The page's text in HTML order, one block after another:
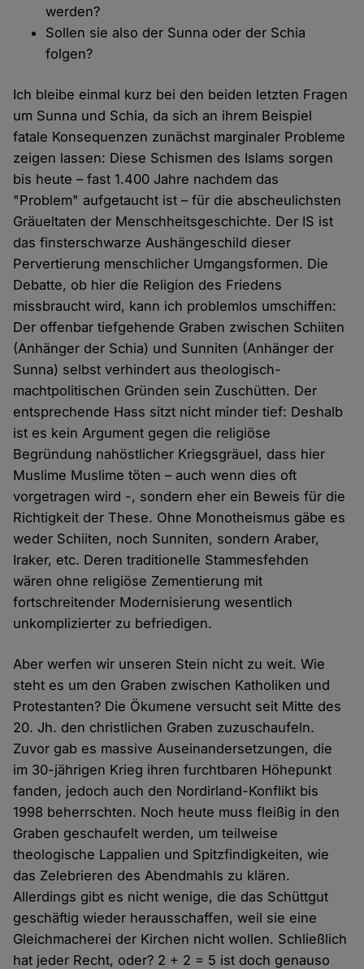
werden?
Sollen sie also der Sunna oder der Schia
folgen?
Ich bleibe einmal kurz bei den beiden letzten Fragen
um Sunna und Schia, da sich an ihrem Beispiel
fatale Konsequenzen zunächst marginaler Probleme
zeigen lassen: Diese Schismen des Islams sorgen
bis heute – fast 1.400 Jahre nachdem das
"Problem" aufgetaucht ist – für die abscheulichsten
Gräueltaten der Menschheitsgeschichte. Der IS ist
das finsterschwarze Aushängeschild dieser
Pervertierung menschlicher Umgangsformen. Die
Debatte, ob hier die Religion des Friedens
missbraucht wird, kann ich problemlos umschiffen:
Der offenbar tiefgehende Graben zwischen Schiiten
(Anhänger der Schia) und Sunniten (Anhänger der
Sunna) selbst verhindert aus theologisch-
machtpolitischen Gründen sein Zuschütten. Der
entsprechende Hass sitzt nicht minder tief: Deshalb
ist es kein Argument gegen die religiöse
Begründung nahöstlicher Kriegsgräuel, dass hier
Muslime Muslime töten – auch wenn dies oft
vorgetragen wird -, sondern eher ein Beweis für die
Richtigkeit der These. Ohne Monotheismus gäbe es
weder Schiiten, noch Sunniten, sondern Araber,
Iraker, etc. Deren traditionelle Stammesfehden
wären ohne religiöse Zementierung mit
fortschreitender Modernisierung wesentlich
unkomplizierter zu befriedigen.
Aber werfen wir unseren Stein nicht zu weit. Wie
steht es um den Graben zwischen Katholiken und
Protestanten? Die Ökumene versucht seit Mitte des
20. Jh. den christlichen Graben zuzuschaufeln.
Zuvor gab es massive Auseinandersetzungen, die
im 30-jährigen Krieg ihren furchtbaren Höhepunkt
fanden, jedoch auch den Nordirland-Konflikt bis
1998 beherrschten. Noch heute muss fleißig in den
Graben geschaufelt werden, um teilweise
theologische Lappalien und Spitzfindigkeiten, wie
das Zelebrieren des Abendmahls zu klären.
Allerdings gibt es nicht wenige, die das Schüttgut
geschäftig wieder herausschaffen, weil sie eine
Gleichmacherei der Kirchen nicht wollen. Schließlich
hat jeder Recht, oder? 2 + 2 = 5 ist doch genauso